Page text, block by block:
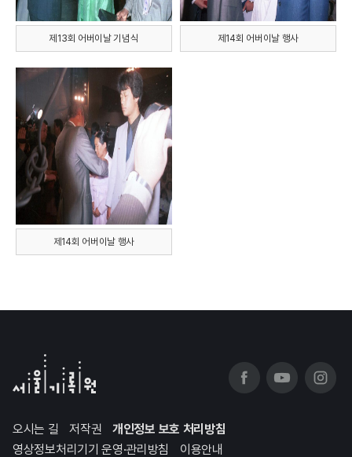
제13회 어버이날 기념식 제14회 어버이날 행사
제14회 어버이날 행사
오시는 길 저작권
개인정보 보호 처리방침
영상정보처리기기 운영·관리방침
이용안내